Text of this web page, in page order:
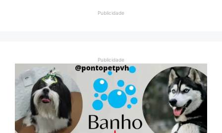
Publicidade
Publicidade